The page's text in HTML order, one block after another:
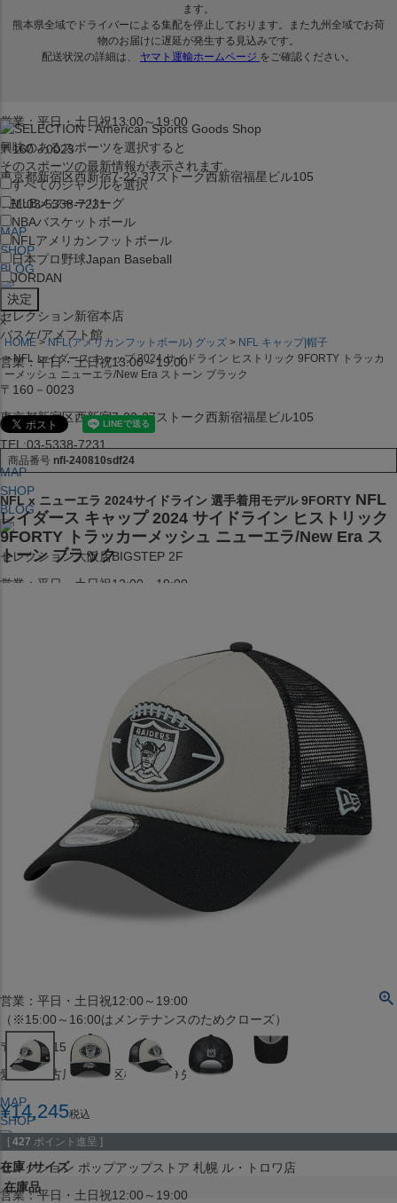
営業：平日・土日祝13:00～19:00
〒160－0023
東京都新宿区西新宿7-22-37ストーク西新宿福星ビル105
TEL:03-5338-7231
MAP
SHOP
BLOG
セレクション新宿本店
バスケ/アメフト館
営業：平日・土日祝13:00～19:00
〒160－0023
東京都新宿区西新宿7-22-37ストーク西新宿福星ビル105
TEL:03-5338-7231
MAP
SHOP
BLOG
セレクション大阪店BIGSTEP 2F
営業：平日・土日祝12:00～19:00
営業：土・日・祝日のみ 12:00-18:00
〒101-0061
東京都千代田区神田三崎町２丁目２２−１ 1F
営業：平日・土日祝12:00～19:00
（※15:00～16:00はメンテナンスのためクローズ）
〒453-0015
愛知県名古屋市中村区椿町６−９先
MAP
SHOP
セレクション ポップアップストア 札幌 ル・トロワ店
営業：平日・土日祝12:00～19:00
興味のあるスポーツを選択すると
そのスポーツの最新情報が表示されます。
すべてのジャンルを選択
MLBメジャーリーグ
NBAバスケットボール
NFL アメリカンフットボール
日本プロ野球Japan Baseball
JORDAN
x
HOME NFL(アメリカンフットボール) グッズ
NFL キャップ|帽子
NFL レイダース キャップ 2024 サイドライン ヒストリック 9FORTY トラッカ
ーメッシュ ニューエラ/New Era ストーン ブラック
商品番号 nfl-240810sdf24
NFL x ニューエラ 2024サイドライン 選手着用モデル 9FORTY NFL
レイダース キャップ 2024 サイドライン ヒストリック
9FORTY トラッカーメッシュ ニューエラ/New Era ス
トーン ブラック
¥14,245税込
[ 427 ポイント進呈 ]
在庫 サイズ
在庫品